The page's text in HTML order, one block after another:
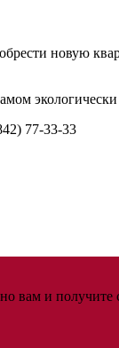
новую
77-33-33
вам и